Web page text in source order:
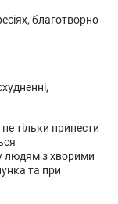
благотворно
тільки принести
людям з хворими
та при